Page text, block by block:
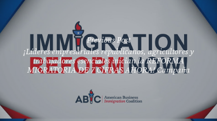
Previous Post
¡Líderes empresariales republicanos, agricultores y
trabajadores esenciales inician la REFORMA
MIGRATORIA DE 7 CIFRAS AHORA! Campaña